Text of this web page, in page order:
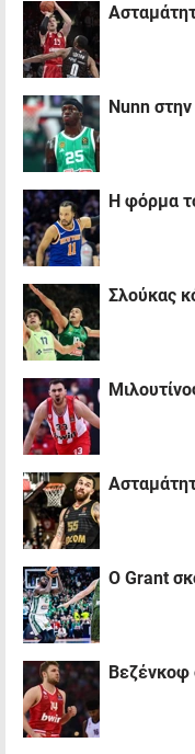
Nunn
Η φόρμα
Σλούκας
Ο Grant
Βεζένκοφ